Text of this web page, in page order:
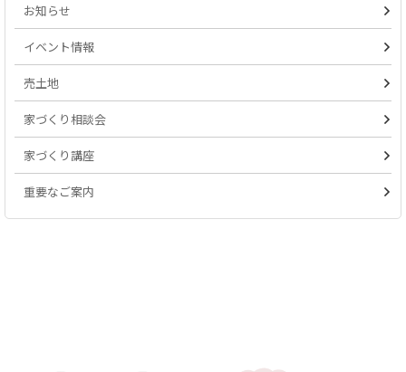
お知らせ
イベント情報
売土地
家づくり相談会
家づくり講座
重要なご案内